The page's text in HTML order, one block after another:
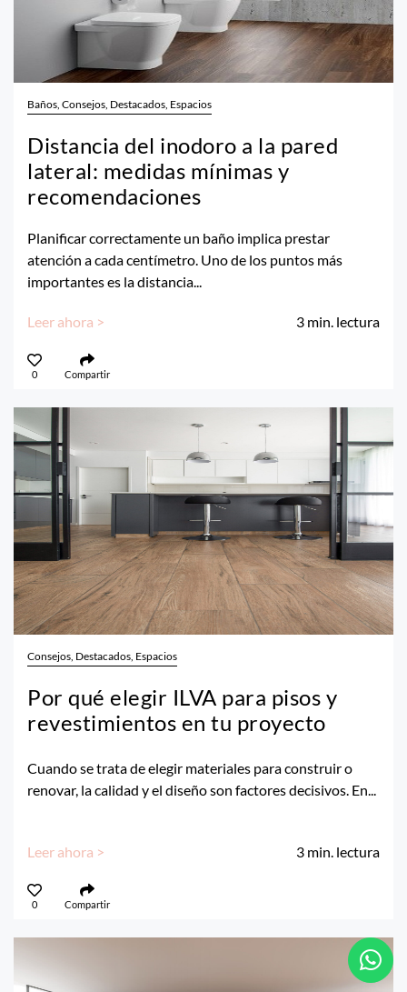
Baños, Consejos, Destacados, Espacios
Distancia del inodoro a la pared
lateral: medidas mínimas y
recomendaciones
Planificar correctamente un baño implica prestar
atención a cada centímetro. Uno de los puntos más
importantes es la distancia...
Leer ahora > 3 min. lectura
0 Compartir
Consejos, Destacados, Espacios
Por qué elegir ILVA para pisos y
revestimientos en tu proyecto
Cuando se trata de elegir materiales para construir o
renovar, la calidad y el diseño son factores decisivos. En...
Leer ahora > 3 min. lectura
0 Compartir